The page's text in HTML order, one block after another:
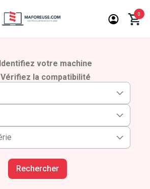
0
Identifiez votre machine
Vérifiez la compatibilité
Rechercher